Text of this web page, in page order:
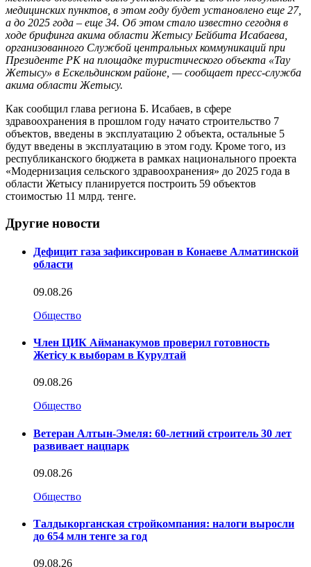
медицинских пунктов, в этом году будет установлено еще 27,
а до 2025 года – еще 34. Об этом стало известно сегодня в
ходе брифинга акима области Жетысу Бейбита Исабаева,
организованного Службой центральных коммуникаций при
Президенте РК на площадке туристического объекта «Тау
Жетысу» в Ескельдинском районе, — сообщает пресс-служба
акима области Жетысу.
Как сообщил глава региона Б. Исабаев, в сфере
здравоохранения в прошлом году начато строительство 7
объектов, введены в эксплуатацию 2 объекта, остальные 5
будут введены в эксплуатацию в этом году. Кроме того, из
республиканского бюджета в рамках национального проекта
«Модернизация сельского здравоохранения» до 2025 года в
области Жетысу планируется построить 59 объектов
стоимостью 11 млрд. тенге.
Другие новости
Дефицит газа зафиксирован в Конаеве Алматинской
области
09.08.26
Общество
Член ЦИК Айманакумов проверил готовность
Жетісу к выборам в Курултай
09.08.26
Общество
Ветеран Алтын-Эмеля: 60-летний строитель 30 лет
развивает нацпарк
09.08.26
Общество
Талдыкорганская стройкомпания: налоги выросли
до 654 млн тенге за год
09.08.26